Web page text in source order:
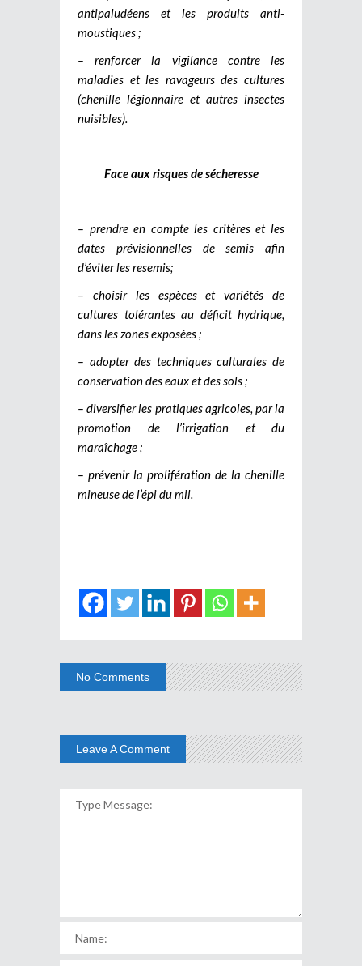
antipaludéens et les produits anti-
moustiques ;
– renforcer la vigilance contre les
maladies et les ravageurs des cultures
(chenille légionnaire et autres insectes
nuisibles).
Face aux risques de sécheresse
– prendre en compte les critères et les
dates prévisionnelles de semis afin
d’éviter les resemis;
– choisir les espèces et variétés de
cultures tolérantes au déficit hydrique,
dans les zones exposées ;
– adopter des techniques culturales de
conservation des eaux et des sols ;
– diversifier les pratiques agricoles, par la
promotion de l’irrigation et du
maraîchage ;
– prévenir la prolifération de la chenille
mineuse de l’épi du mil.
No Comments
Leave A Comment